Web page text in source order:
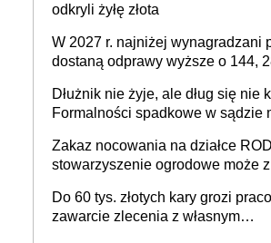
odkryli żyłę złota
W 2027 r. najniżej wynagradzani
dostaną odprawy wyższe o 144,
Dłużnik nie żyje, ale dług się nie
Formalności spadkowe w sądzie
zmarłego
Zakaz nocowania na działce
stowarzyszenie ogrodowe może
działki (wypowiedzieć
Do 60 tys. złotych kary grozi
zawarcie zlecenia z własnym